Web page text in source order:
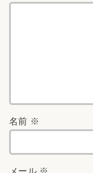
名前 ※
メール ※